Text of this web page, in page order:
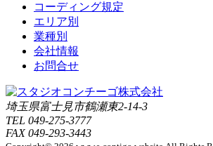
コーディング規定
エリア別
業種別
会社情報
お問合せ
埼玉県富士見市鶴瀬東2-14-3
TEL 049-275-3777
FAX 049-293-3443